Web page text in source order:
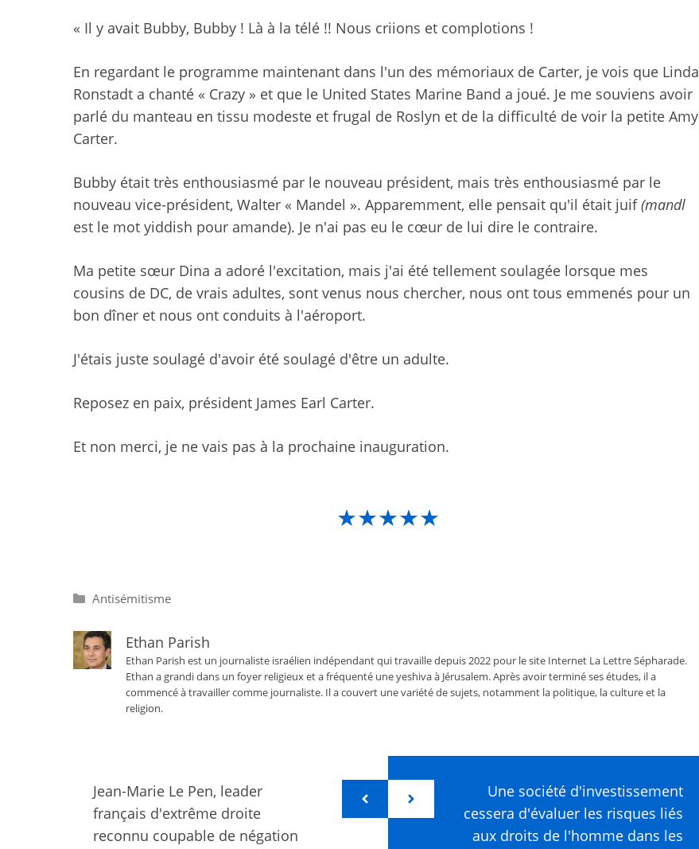
« Il y avait Bubby, Bubby ! Là à la télé !! Nous criions et complotions !
En regardant le programme maintenant dans l'un des mémoriaux de Carter, je vois que Linda
Ronstadt a chanté « Crazy » et que le United States Marine Band a joué. Je me souviens avoir
parlé du manteau en tissu modeste et frugal de Roslyn et de la difficulté de voir la petite Amy
Carter.
Bubby était très enthousiasmé par le nouveau président, mais très enthousiasmé par le
nouveau vice-président, Walter « Mandel ». Apparemment, elle pensait qu'il était juif(mandl
est le mot yiddish pour amande). Je n'ai pas eu le cœur de lui dire le contraire.
Ma petite sœur Dina a adoré l'excitation, mais j'ai été tellement soulagée lorsque mes
cousins ​​​​de DC, de vrais adultes, sont venus nous chercher, nous ont tous emmenés pour un
bon dîner et nous ont conduits à l'aéroport.
J'étais juste soulagé d'avoir été soulagé d'être un adulte.
Reposez en paix, président James Earl Carter.
Et non merci, je ne vais pas à la prochaine inauguration.
★★★★★
Catégories
Antisémitisme
Ethan Parish
Ethan Parish est un journaliste israélien indépendant qui travaille depuis 2022 pour le site Internet La Lettre Sépharade.
Ethan a grandi dans un foyer religieux et a fréquenté une yeshiva à Jérusalem. Après avoir terminé ses études, il a
commencé à travailler comme journaliste. Il a couvert une variété de sujets, notamment la politique, la culture et la
religion.
Jean-Marie Le Pen, leader
français d'extrême droite
reconnu coupable de négation
Une société d'investissement
cessera d'évaluer les risques liés
aux droits de l'homme dans les